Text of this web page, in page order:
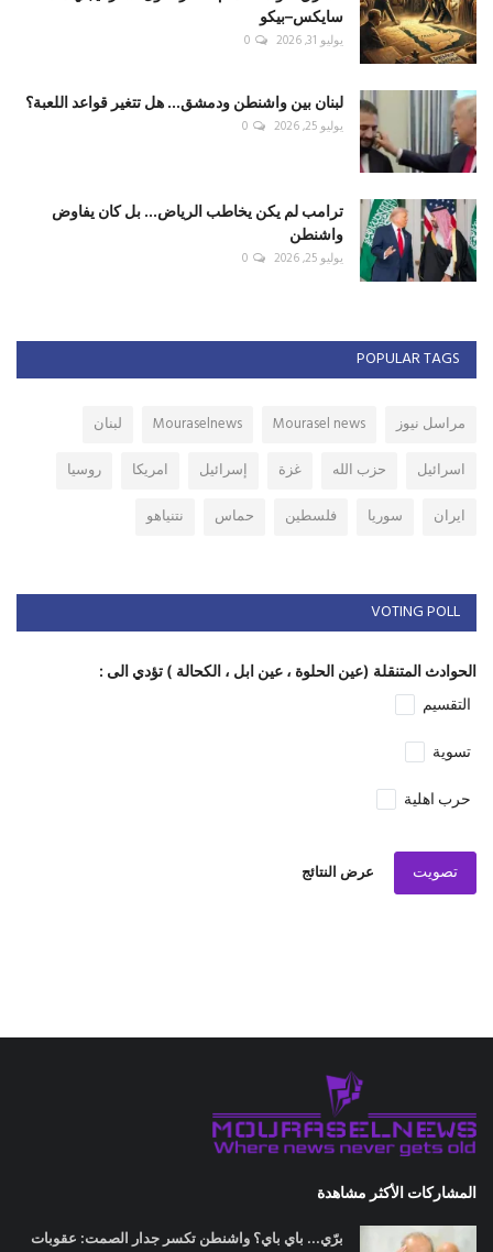
سايكس–بيكو
يوليو 31, 2026 0
لبنان بين واشنطن ودمشق... هل تتغير قواعد اللعبة؟
يوليو 25, 2026 0
ترامب لم يكن يخاطب الرياض... بل كان يفاوض
واشنطن
يوليو 25, 2026 0
POPULAR TAGS
مراسل نيوز Mourasel news
Mouraselnews
لبنان
اسرائيل
حزب الله غزة إسرائيل امريكا
روسيا
ايران
سوريا فلسطين حماس نتنياهو
VOTING POLL
الحوادث المتنقلة (عين الحلوة ، عين ابل ، الكحالة ) تؤدي الى :
التقسيم
تسوية
حرب اهلية
تصويت عرض النتائج
المشاركات الأكثر مشاهدة
برّي... باي باي؟ واشنطن تكسر جدار الصمت: عقوبات